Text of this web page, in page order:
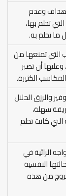
وعدم
تحلم بها،
ما تحلم به.
التي تمنعها من
أن تصبر
الكثيرة.
والرزق الحلال
سهلة،
التي كانت تحلم
الرائية في
النفسية
من هذه